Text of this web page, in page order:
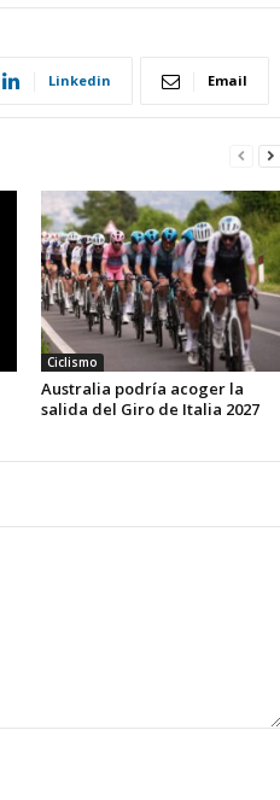
Linkedin Email
Ciclismo
Australia podría acoger la
salida del Giro de Italia 2027